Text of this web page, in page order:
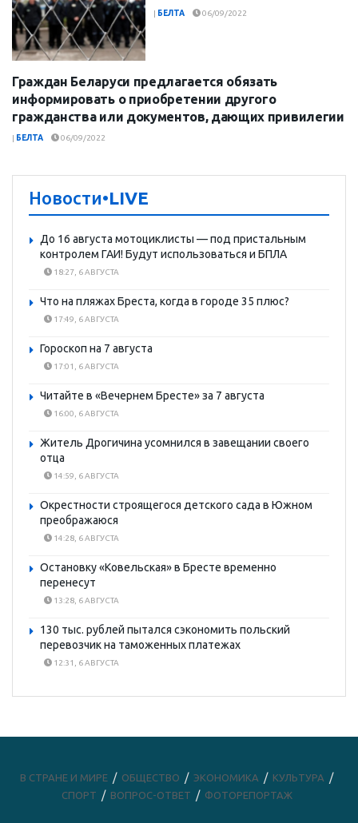
| БЕЛТА 06/09/2022
РЕСПУБЛИКА
Граждан Беларуси предлагается обязать
информировать о приобретении другого
гражданства или документов, дающих привилегии
| БЕЛТА 06/09/2022
Новости•LIVE
До 16 августа мотоциклисты — под пристальным
контролем ГАИ! Будут использоваться и БПЛА
18:27, 6 АВГУСТА
Что на пляжах Бреста, когда в городе 35 плюс?
17:49, 6 АВГУСТА
Гороскоп на 7 августа
17:01, 6 АВГУСТА
Читайте в «Вечернем Бресте» за 7 августа
16:00, 6 АВГУСТА
Житель Дрогичина усомнился в завещании своего
отца
14:59, 6 АВГУСТА
Окрестности строящегося детского сада в Южном
преображаюся
14:28, 6 АВГУСТА
Остановку «Ковельская» в Бресте временно
перенесут
13:28, 6 АВГУСТА
130 тыс. рублей пытался сэкономить польский
перевозчик на таможенных платежах
12:31, 6 АВГУСТА
В СТРАНЕ И МИРЕ ОБЩЕСТВО ЭКОНОМИКА
КУЛЬТУРА
СПОРТ
ВОПРОС-ОТВЕТ ФОТОРЕПОРТАЖ